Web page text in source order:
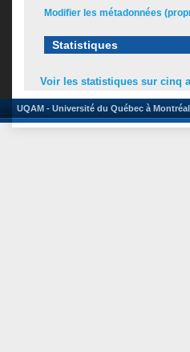
Modifier les métadonnées
Statistiques
Voir les statistiques sur cinq
UQAM - Université du Québec à Montréal